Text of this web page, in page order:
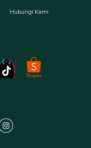
Hubungi Kami